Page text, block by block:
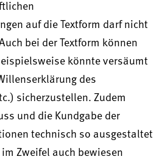
auf die Textform darf nicht
bei der Textform können
könnte versäumt
des
sicherzustellen. Zudem
und die Kundgabe der
technisch so ausgestaltet
Zweifel auch bewiesen